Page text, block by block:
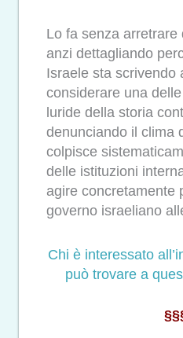
Lo fa senza arretrare
anzi dettagliando
Israele sta scrivendo
considerare una
luride della storia
denunciando il clima
colpisce
delle istituzioni
agire concretamente
governo israeliano
Chi è interessato
può trovare a